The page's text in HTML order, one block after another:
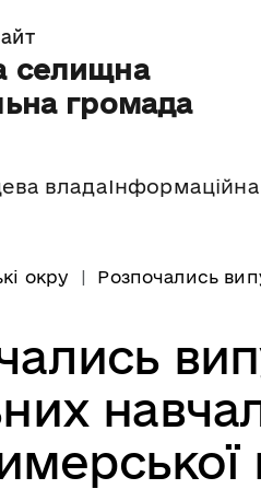
селищна
громада
владаІнформаційна
окру Розпочались